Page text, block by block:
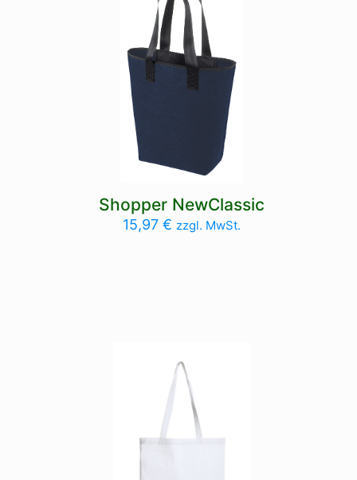
Shopper NewClassic
15,97€ zzgl. MwSt.